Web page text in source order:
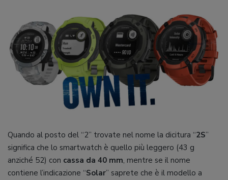
Quando al posto del “2” trovate nel nome la dicitura “2S”
significa che lo smartwatch è quello più leggero (43 g
anziché 52) con cassa da 40 mm, mentre se il nome
contiene l’indicazione “Solar” saprete che è il modello a